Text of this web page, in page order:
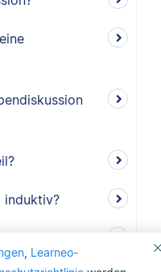
, Learneo-
induktiv?